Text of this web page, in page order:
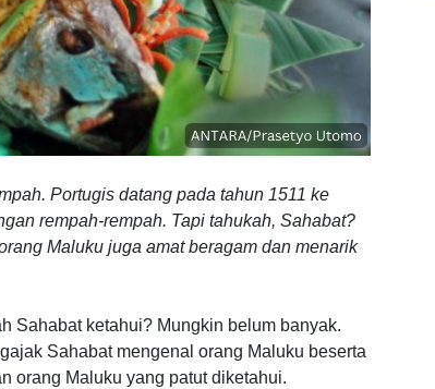
Portugis datang pada tahun 1511 ke
rempah-rempah. Tapi tahukah, Sahabat?
Maluku juga amat beragam dan menarik
Sahabat ketahui? Mungkin belum banyak.
Sahabat mengenal orang Maluku beserta
orang Maluku yang patut diketahui.